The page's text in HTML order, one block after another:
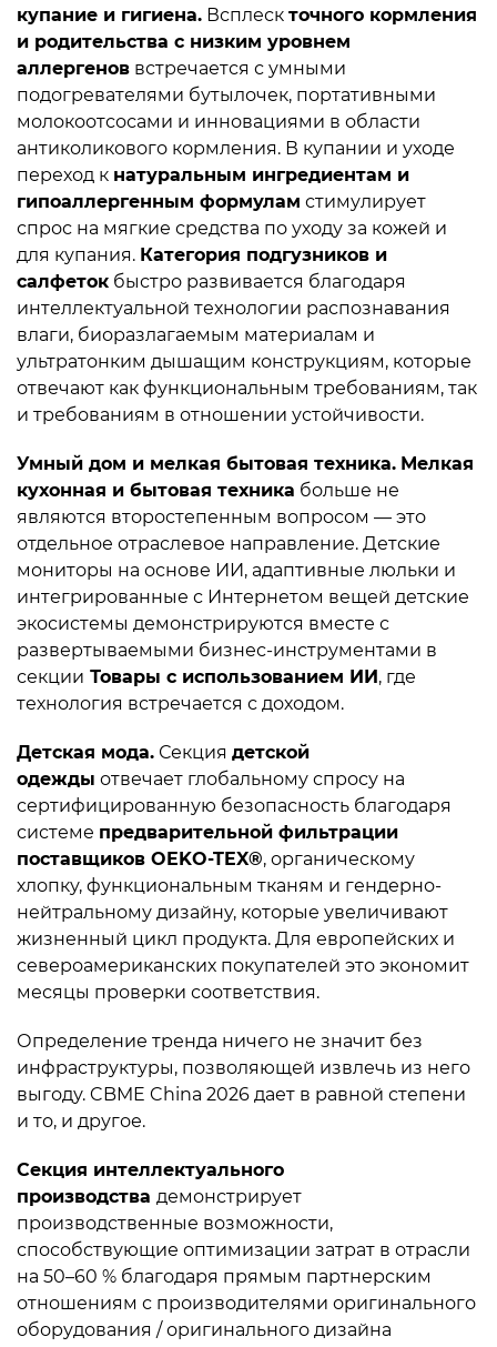
купание и гигиена. Всплеск точного кормления
и родительства с низким уровнем
аллергенов встречается с умными
подогревателями бутылочек, портативными
молокоотсосами и инновациями в области
антиколикового кормления. В купании и уходе
переход к натуральным ингредиентам и
гипоаллергенным формулам стимулирует
спрос на мягкие средства по уходу за кожей и
для купания. Категория подгузников и
салфеток быстро развивается благодаря
интеллектуальной технологии распознавания
влаги, биоразлагаемым материалам и
ультратонким дышащим конструкциям, которые
отвечают как функциональным требованиям, так
и требованиям в отношении устойчивости.
Умный дом и мелкая бытовая техника. Мелкая
кухонная и бытовая техника больше не
являются второстепенным вопросом — это
отдельное отраслевое направление. Детские
мониторы на основе ИИ, адаптивные люльки и
интегрированные с Интернетом вещей детские
экосистемы демонстрируются вместе с
развертываемыми бизнес-инструментами в
секции Товары с использованием ИИ, где
технология встречается с доходом.
Детская мода. Секция детской
одежды отвечает глобальному спросу на
сертифицированную безопасность благодаря
системе предварительной фильтрации
поставщиков OEKO-TEX®, органическому
хлопку, функциональным тканям и гендерно-
нейтральному дизайну, которые увеличивают
жизненный цикл продукта. Для европейских и
североамериканских покупателей это экономит
месяцы проверки соответствия.
Определение тренда ничего не значит без
инфраструктуры, позволяющей извлечь из него
выгоду. CBME China 2026 дает в равной степени
и то, и другое.
Секция интеллектуального
производства демонстрирует
производственные возможности,
способствующие оптимизации затрат в отрасли
на 50–60 % благодаря прямым партнерским
отношениям с производителями оригинального
оборудования / оригинального дизайна